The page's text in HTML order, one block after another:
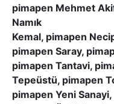
pimapen Mehmet
Namık
Kemal, pimapen
pimapen Saray,
pimapen Tantavi,
Tepeüstü, pimapen
pimapen Yeni